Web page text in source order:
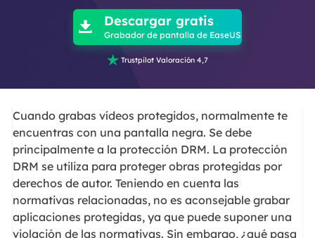
 Descargar gratis
Grabador de pantalla de EaseUS
 Trustpilot Valoración 4,7
Cuando grabas vídeos protegidos, normalmente te
encuentras con una pantalla negra. Se debe
principalmente a la protección DRM. La protección
DRM se utiliza para proteger obras protegidas por
derechos de autor. Teniendo en cuenta las
normativas relacionadas, no es aconsejable grabar
aplicaciones protegidas, ya que puede suponer una
violación de las normativas. Sin embargo, ¿qué pasa